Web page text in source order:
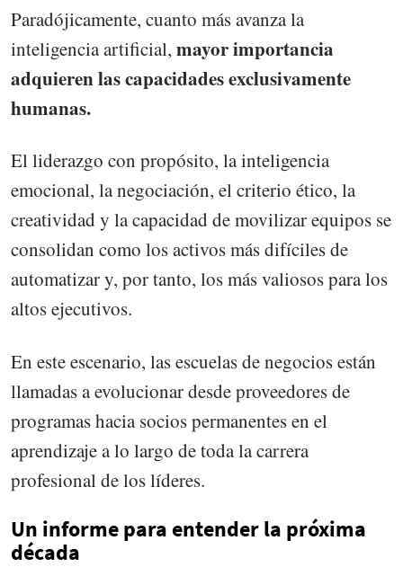
Paradójicamente, cuanto más avanza la
inteligencia artificial, mayor importancia
adquieren las capacidades exclusivamente
humanas.
El liderazgo con propósito, la inteligencia
emocional, la negociación, el criterio ético, la
creatividad y la capacidad de movilizar equipos se
consolidan como los activos más difíciles de
automatizar y, por tanto, los más valiosos para los
altos ejecutivos.
En este escenario, las escuelas de negocios están
llamadas a evolucionar desde proveedores de
programas hacia socios permanentes en el
aprendizaje a lo largo de toda la carrera
profesional de los líderes.
Un informe para entender la próxima
década